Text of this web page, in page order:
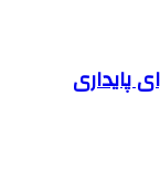
پایداری